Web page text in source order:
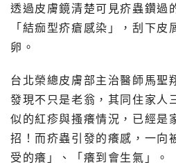
透過皮膚鏡清楚可見疥蟲鑽過
「結痂型疥瘡感染」，刮下皮
卵。
台北榮總皮膚部主治醫師馬聖
發現不只是老翁，其同住家人
似的紅疹與搔癢情況，已經是
招！而疥蟲引發的癢感，一向
受的癢」、「癢到會生氣」。